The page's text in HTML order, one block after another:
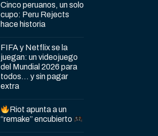
Cinco peruanos, un solo
cupo: Peru Rejects
hace historia
FIFA y Netflix se la
juegan: un videojuego
del Mundial 2026 para
todos… y sin pagar
extra
Riot apunta a un
“remake” encubierto